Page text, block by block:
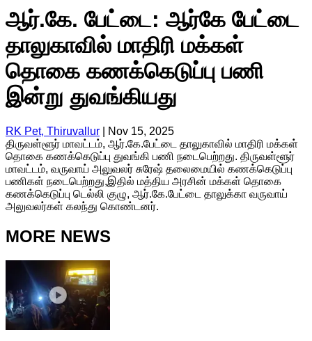
ஆர்.கே. பேட்டை: ஆர்கே பேட்டை
தாலுகாவில் மாதிரி மக்கள்
தொகை கணக்கெடுப்பு பணி
இன்று துவங்கியது
RK Pet, Thiruvallur
Nov 15, 2025
திருவள்ளூர் மாவட்டம், ஆர்.கே.பேட்டை தாலுகாவில் மாதிரி மக்கள்
தொகை கணக்கெடுப்பு துவங்கி பணி நடைபெற்றது. திருவள்ளூர்
மாவட்டம், வருவாய் அலுவலர் சுரேஷ் தலைமையில் கணக்கெடுப்பு
பணிகள் நடைபெற்றது,இதில் மத்திய அரசின் மக்கள் தொகை
கணக்கெடுப்பு டெல்லி குழு, ஆர்.கே.பேட்டை தாலுக்கா வருவாய்
அலுவலர்கள் கலந்து கொண்டனர்.
MORE NEWS